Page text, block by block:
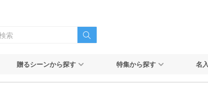
贈るシーンから探す 特集から探す 名